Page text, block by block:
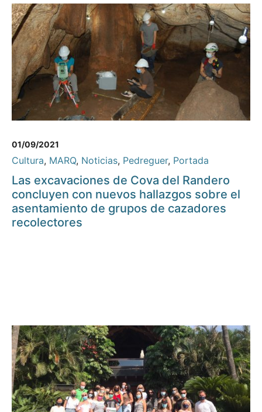
01/09/2021
Cultura, MARQ, Noticias, Pedreguer, Portada
Las excavaciones de Cova del Randero
concluyen con nuevos hallazgos sobre el
asentamiento de grupos de cazadores
recolectores